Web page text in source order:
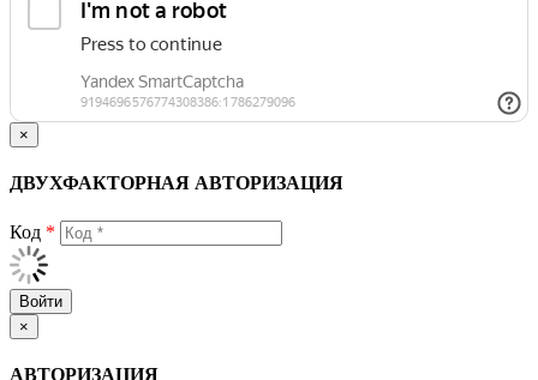
×
ДВУХФАКТОРНАЯ АВТОРИЗАЦИЯ
Код *
Войти
×
АВТОРИЗАЦИЯ